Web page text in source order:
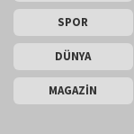
SPOR
DÜNYA
MAGAZİN